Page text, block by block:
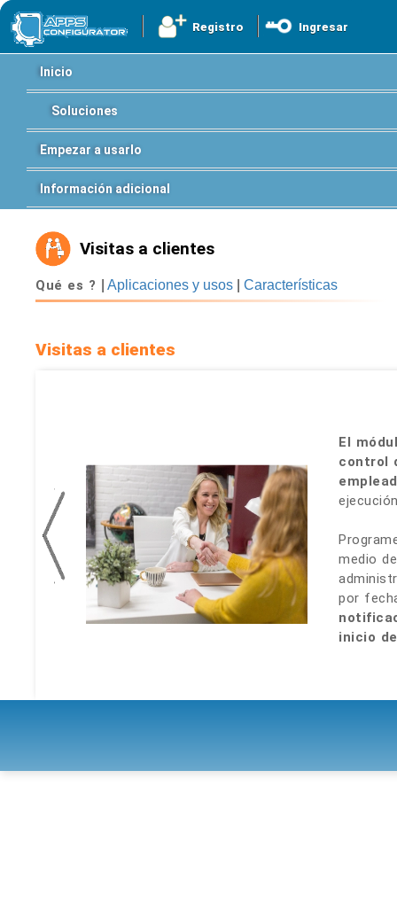
Registro Ingresar
Inicio
Soluciones
Empezar a usarlo
Información adicional
Visitas a clientes
Qué es ? |Aplicaciones y usos |Características
Visitas a clientes
El
control
medio
por
inicio